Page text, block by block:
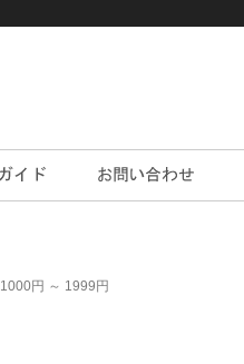
1000円 ～ 1999円